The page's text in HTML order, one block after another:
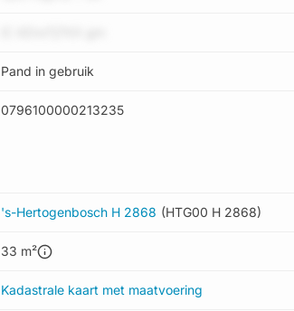
Pand in gebruik
0796100000213235
's-Hertogenbosch H 2868 (HTG00 H 2868)
33 m²
Kadastrale kaart met maatvoering